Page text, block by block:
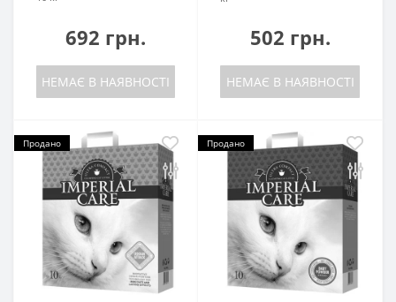
692 грн.
НЕМАЄ В НАЯВНОСТІ
502 грн.
НЕМАЄ В НАЯВНОСТІ
Продано Продано